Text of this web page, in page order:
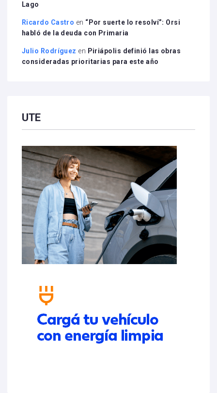
Lago
Ricardo Castro en “Por suerte lo resolví”: Orsi
habló de la deuda con Primaria
Julio Rodríguez en Piriápolis definió las obras
consideradas prioritarias para este año
UTE